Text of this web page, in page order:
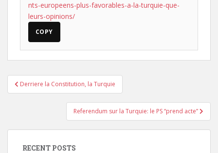
nts-europeens-plus-favorables-a-la-turquie-que-
leurs-opinions/
COPY
Post
navigation
Derriere la Constitution, la Turquie
Referendum sur la Turquie: le PS “prend acte”
RECENT POSTS